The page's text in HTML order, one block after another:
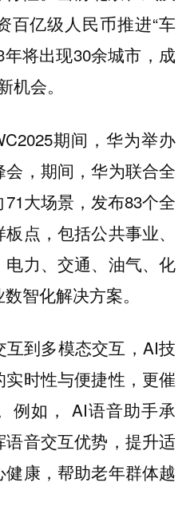
百亿级人民币推进“车
将出现30余城市，成
机会。
期间，华为举办
，期间，华为联合全
大场景，发布83个全
点，包括公共事业、
力、交通、油气、化
智化解决方案。
到多模态交互，AI技
时性与便捷性，更催
例如， AI语音助手承
音交互优势，提升适
康，帮助老年群体越